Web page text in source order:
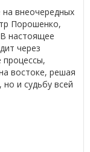
внеочередных
Порошенко,
настоящее
через
процессы,
востоке, решая
и судьбу всей